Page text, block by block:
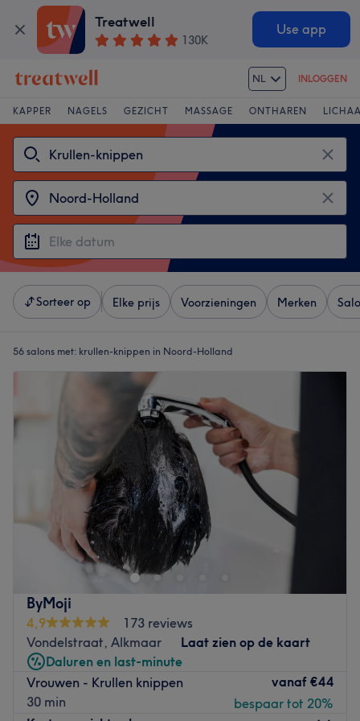
Treatwell
130K
Use app
NL INLOGGEN
KAPPER NAGELS GEZICHT MASSAGE ONTHAREN
Sorteer op Elke prijs Voorzieningen Merken
56 salons met: krullen-knippen in Noord-Holland
ByMoji
4,9
173 reviews
Vondelstraat, Alkmaar
Laat zien op de kaart
Daluren en last-minute
Vrouwen - Krullen knippen
30 min
vanaf €44
bespaar tot 20%